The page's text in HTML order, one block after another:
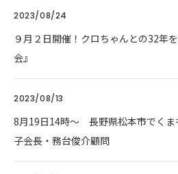
2023/08/24
９月２日開催！クロちゃんとの32年
会』
2023/08/13
8月19日14時～ 長野県松本市でく
子会長・務台俊介顧問